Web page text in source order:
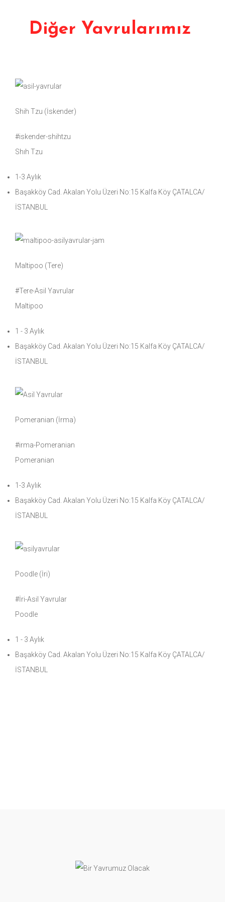
Diğer Yavrularımız
Shih Tzu (İskender)
#iskender-shihtzu
Shıh Tzu
1-3 Aylık
Başakköy Cad. Akalan Yolu Üzeri No:15 Kalfa Köy ÇATALCA/
İSTANBUL
Maltipoo (Tere)
#Tere-Asil Yavrular
Maltipoo
1 - 3 Aylık
Başakköy Cad. Akalan Yolu Üzeri No:15 Kalfa Köy ÇATALCA/
İSTANBUL
Pomeranian (İrma)
#irma-Pomeranian
Pomeranian
1-3 Aylık
Başakköy Cad. Akalan Yolu Üzeri No:15 Kalfa Köy ÇATALCA/
İSTANBUL
Poodle (İri)
#İri-Asil Yavrular
Poodle
1 - 3 Aylık
Başakköy Cad. Akalan Yolu Üzeri No:15 Kalfa Köy ÇATALCA/
İSTANBUL